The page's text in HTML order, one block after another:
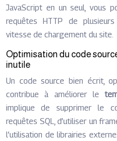
JavaScript en un seul, vous
requêtes HTTP de
vitesse de chargement du site.
Optimisation du code
inutile
Un code source bien écrit,
contribue à améliorer le
implique de supprimer le
requêtes SQL, d’utiliser un
l’utilisation de librairies